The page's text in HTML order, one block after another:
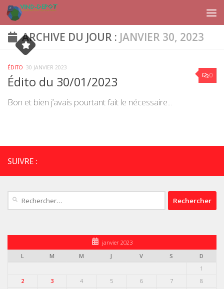
Skip to content
ARCHIVE DU JOUR : JANVIER 30, 2023
0
ÉDITO 30 JANVIER 2023
Édito du 30/01/2023
Bon et bien j’avais pourtant fait le nécessaire...
SUIVRE :
Rechercher :
janvier 2023
L
M M J V S
D
1
2
3 4 5 6 7
8